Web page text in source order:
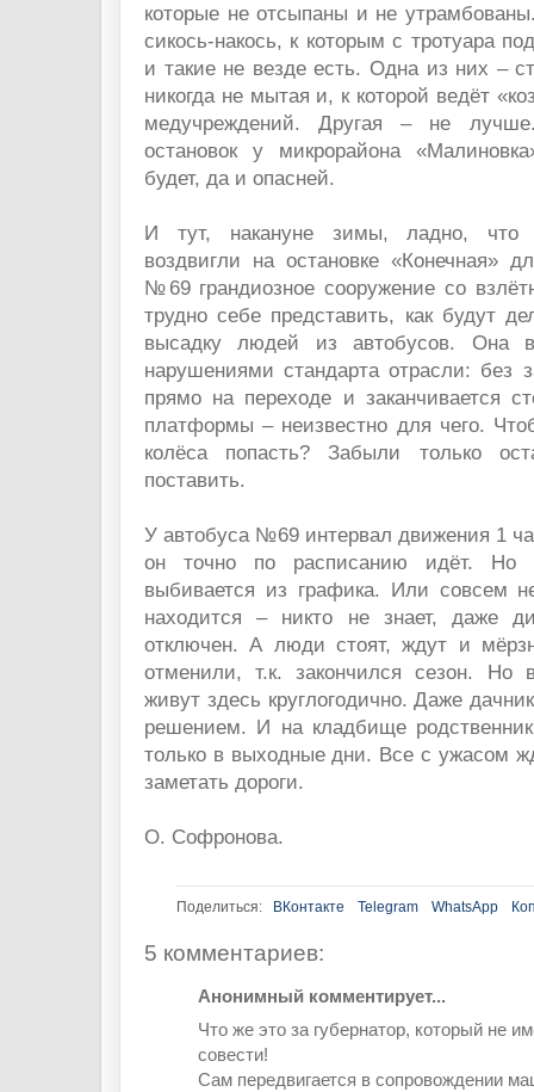
которые не отсыпаны и не
сикось-накось, к которым с тротуара
и такие не везде есть. Одна из них –
никогда не мытая и, к которой ведёт
медучреждений. Другая – не
остановок у микрорайона
будет, да и опасней.
И тут, накануне зимы, ладно, что
воздвигли на остановке «Конечная»
№69 грандиозное сооружение со
трудно себе представить, как будут
высадку людей из автобусов. Она
нарушениями стандарта отрасли: без
прямо на переходе и заканчивается
платформы – неизвестно для чего.
колёса попасть? Забыли только
поставить.
У автобуса №69 интервал движения 1
он точно по расписанию идёт. Но
выбивается из графика. Или совсем
находится – никто не знает, даже
отключен. А люди стоят, ждут и
отменили, т.к. закончился сезон. Но
живут здесь круглогодично. Даже
решением. И на кладбище
только в выходные дни. Все с ужасом
заметать дороги.
О. Софронова.
Поделиться: ВКонтакте Telegram WhatsApp
5 комментариев:
Анонимный комментирует...
Что же это за губернатор, который не
совести!
Сам передвигается в сопровождении